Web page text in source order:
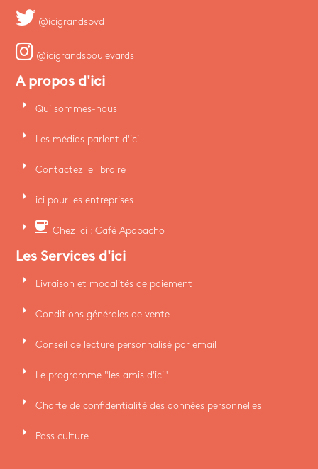
@icigrandsbvd
@icigrandsboulevards
A propos d'ici
arrow_right Qui sommes-nous
arrow_right Les médias parlent d'ici
arrow_right Contactez le libraire
arrow_right ici pour les entreprises
arrow_right coffee Chez ici : Café Apapacho
Les Services d'ici
arrow_right Livraison et modalités de paiement
arrow_right Conditions générales de vente
arrow_right Conseil de lecture personnalisé par email
arrow_right Le programme "les amis d'ici"
arrow_right Charte de confidentialité des données personnelles
arrow_right Pass culture